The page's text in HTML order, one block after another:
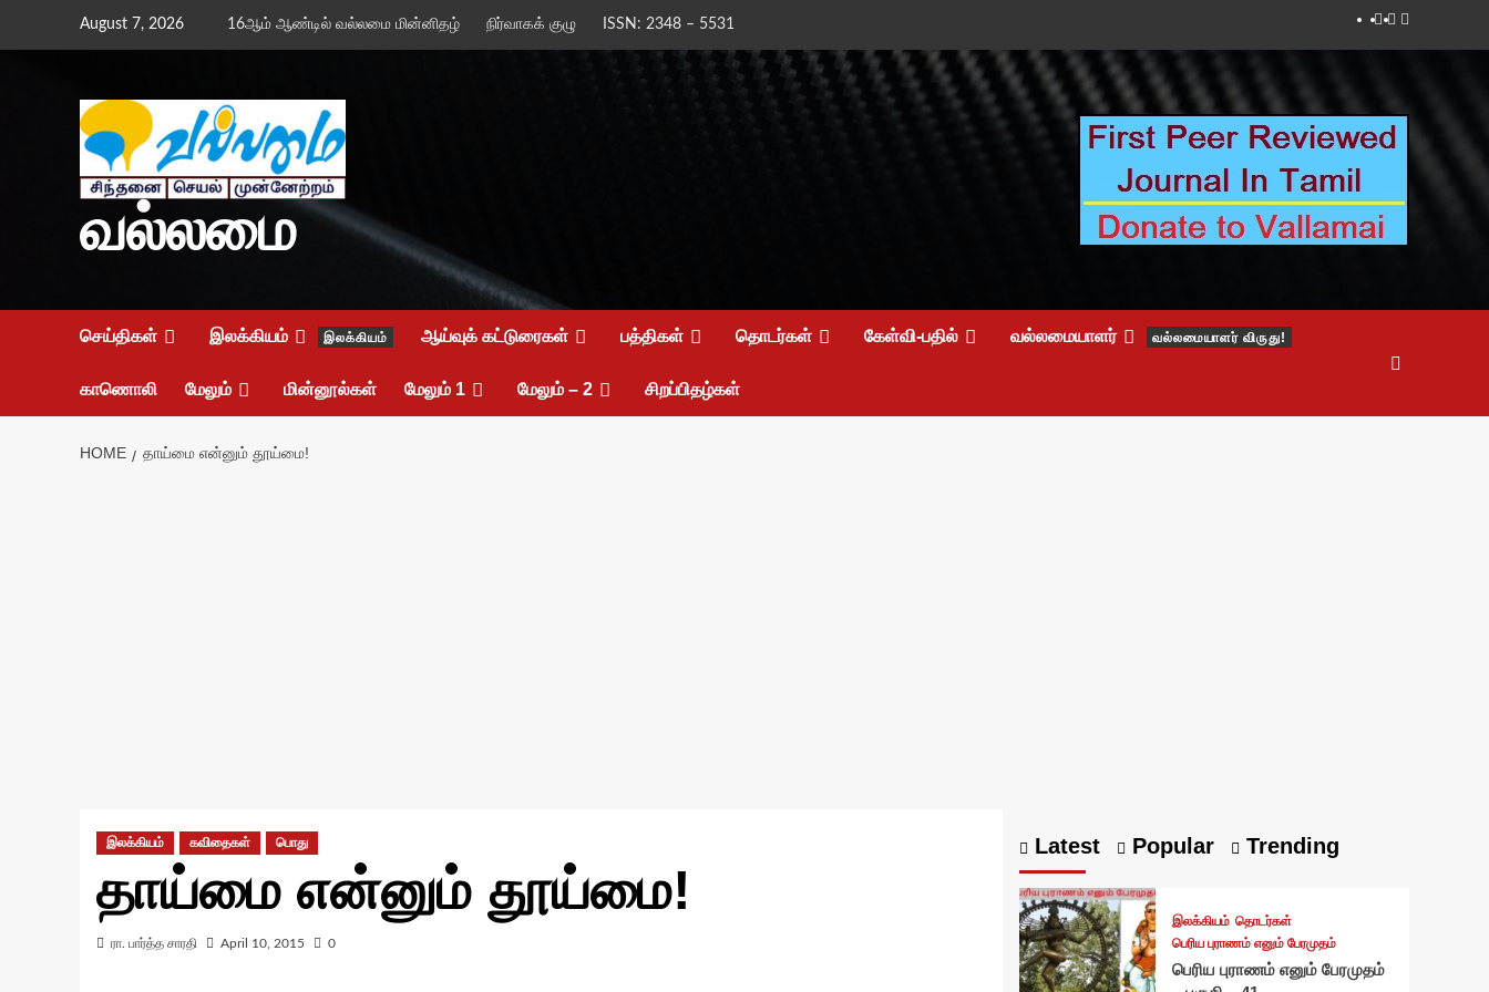
August 7, 2026 16ஆம் ஆண்டில் வல்லமை மின்னிதழ் நிர்வாகக் குழு ISSN: 2348 – 5531 Facebook
Twitter
Youtube
வல்லமை
செய்திகள் இலக்கியம் இலக்கியம் ஆய்வுக் கட்டுரைகள் பத்திகள் தொடர்கள் கேள்வி-பதில் வல்லமையாளர் வல்லமையாளர் விருது!
காணொலி மேலும் மின்னூல்கள் மேலும் 1 மேலும் – 2 சிறப்பிதழ்கள்
HOME தாய்மை என்னும் தூய்மை!
இலக்கியம் கவிதைகள் பொது
தாய்மை என்னும் தூய்மை!
ரா. பார்த்த சாரதி April 10, 2015 0
Latest Popular Trending
இலக்கியம் தொடர்கள்
பெரிய புராணம் எனும் பேரமுதம்
பெரிய புராணம் எனும் பேரமுதம்